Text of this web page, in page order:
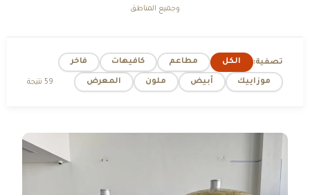
وجميع المناطق
تصفية: الكل مطاعم كافيهات فاخر
موزاييك أبيض ملون المعرض 59 نتيجة